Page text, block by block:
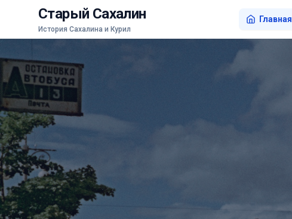
Старый Сахалин
История Сахалина и Курил
Главная